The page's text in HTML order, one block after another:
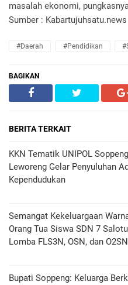
masalah ekonomi,
Sumber : Kabartujuhsatu.news
#Daerah #Pendidikan
BAGIKAN
BERITA TERKAIT
KKN Tematik UNIPOL
Leworeng Gelar Penyuluhan
Kependudukan
Semangat Kekeluargaan
Orang Tua Siswa SDN 7
Lomba FLS3N, OSN, dan
Bupati Soppeng: Keluarga